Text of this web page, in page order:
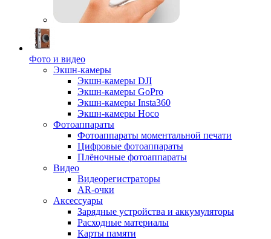
Фото и видео
Экшн-камеры
Экшн-камеры DJI
Экшн-камеры GoPro
Экшн-камеры Insta360
Экшн-камеры Hoco
Фотоаппараты
Фотоаппараты моментальной печати
Цифровые фотоаппараты
Плёночные фотоаппараты
Видео
Видеорегистраторы
AR-очки
Аксессуары
Зарядные устройства и аккумуляторы
Расходные материалы
Карты памяти